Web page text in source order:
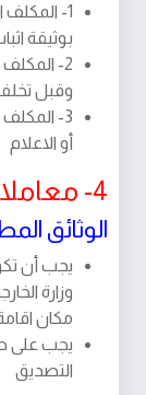
1-
بوثيقة
2-
وقبل
3-
أو الاعلام
4- معاملات التصديق
الوثائق
يجب أن
وزارة
مكان
يجب على
التصديق